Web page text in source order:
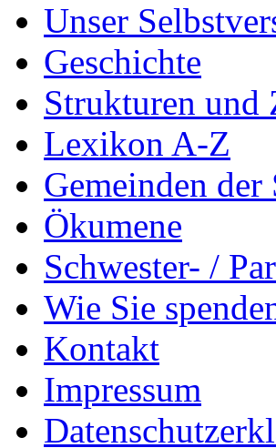
Unser
Geschichte
Strukturen und
Lexikon A-Z
Gemeinden
Ökumene
Schwester- /
Wie Sie
Kontakt
Impressum